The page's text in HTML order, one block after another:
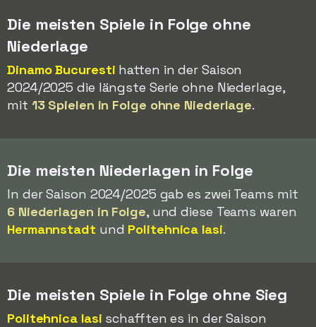
Die meisten Spiele in Folge ohne
Niederlage
Dinamo Bucuresti hatten in der Saison
2024/2025 die längste Serie ohne Niederlage,
mit 13 Spielen in Folge ohne Niederlage.
Die meisten Niederlagen in Folge
In der Saison 2024/2025 gab es zwei Teams mit
6 Niederlagen in Folge, und diese Teams waren
Hermannstadt und Politehnica Iasi.
Die meisten Spiele in Folge ohne Sieg
Politehnica Iasi schafften es in der Saison